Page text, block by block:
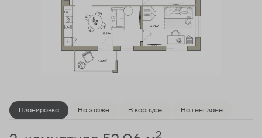
Планировка На этаже В корпусе На генплане